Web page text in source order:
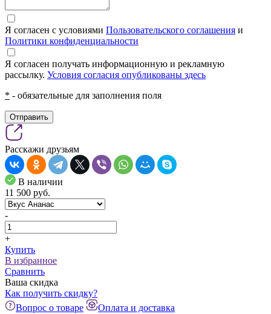
Я согласен с условиями Пользовательского соглашения и
Политики конфиденциальности
Я согласен получать информационную и рекламную
рассылку. Условия согласия опубликованы здесь
* - обязательные для заполнения поля
Отправить
Расскажи друзьям
В наличии
11 500 pуб.
-
+
Купить
В избранное
Сравнить
Ваша скидка
Как получить скидку?
Вопрос о товаре
Оплата и доставка